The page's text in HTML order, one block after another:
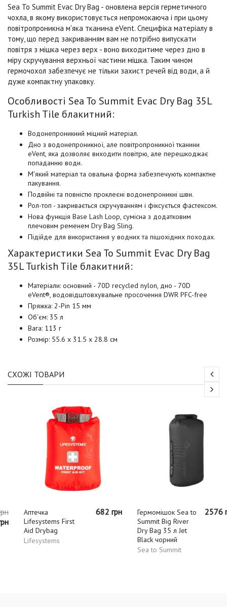
Sea To Summit Evac Dry Bag - оновлена версія герметичного
чохла, в якому використовується непромокаюча і при цьому
повітропроникна м'яка тканина eVent. Специфіка матеріалу в
тому, що перед закриванням вам не потрібно випускати
повітря з мішка через верх - воно виходитиме через дно в
міру скручування верхньої частини мішка. Таким чином
гермочохол забезпечує не тільки захист речей від води, а й
дуже компактну упаковку.
Особливості Sea To Summit Evac Dry Bag 35L
Turkish Tile блакитний:
Водонепроникний міцний матеріал.
Дно з водонепроникної, але повітропроникної тканини
eVent, яка дозволяє виходити повітрю, але перешкоджає
попаданню води.
М'який матеріал та овальна форма забезпечують компактне
пакування.
Подвійні та повністю проклеєні водонепроникні шви.
Рол-топ - закривається скручуванням і фіксується фастексом.
Нова функція Base Lash Loop, сумісна з додатковим
плечовим ременем Dry Bag Sling.
Підійде для використання у водних та пішохідних походах.
Характеристики Sea To Summit Evac Dry Bag
35L Turkish Tile блакитний:
Матеріали: основний - 70D recycled nylon, дно - 70D
eVent®, водовідштовхувальне просочення DWR PFC-free
Пряжка: 2-Pin 15 мм
Об'єм: 35 л
Вага: 113 г
Розмір: 55.6 x 31.5 x 28.8 см
СХОЖІ ТОВАРИ
Аптечка
Lifesystems First
Aid Drybag
Lifesystems
682 грн
Гермомішок Sea to
Summit Big River
Dry Bag 35 л Jet
Black чорний
Sea to Summit
2576 грн